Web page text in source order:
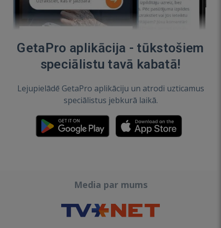
GetaPro aplikācija - tūkstošiem
speciālistu tavā kabatā!
Lejupielādē GetaPro aplikāciju un atrodi uzticamus
speciālistus jebkurā laikā.
Media par mums